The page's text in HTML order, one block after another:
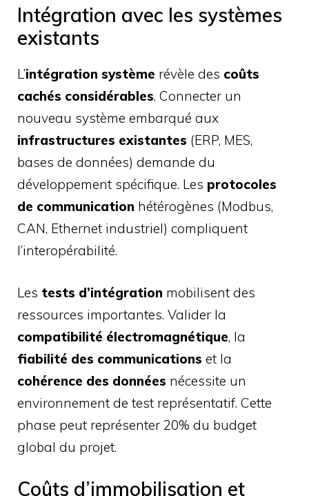
Intégration avec les systèmes
existants
L’intégration système révèle des coûts
cachés considérables. Connecter un
nouveau système embarqué aux
infrastructures existantes (ERP, MES,
bases de données) demande du
développement spécifique. Les protocoles
de communication hétérogènes (Modbus,
CAN, Ethernet industriel) compliquent
l’interopérabilité.
Les tests d’intégration mobilisent des
ressources importantes. Valider la
compatibilité électromagnétique, la
fiabilité des communications et la
cohérence des données nécessite un
environnement de test représentatif. Cette
phase peut représenter 20% du budget
global du projet.
Coûts d’immobilisation et